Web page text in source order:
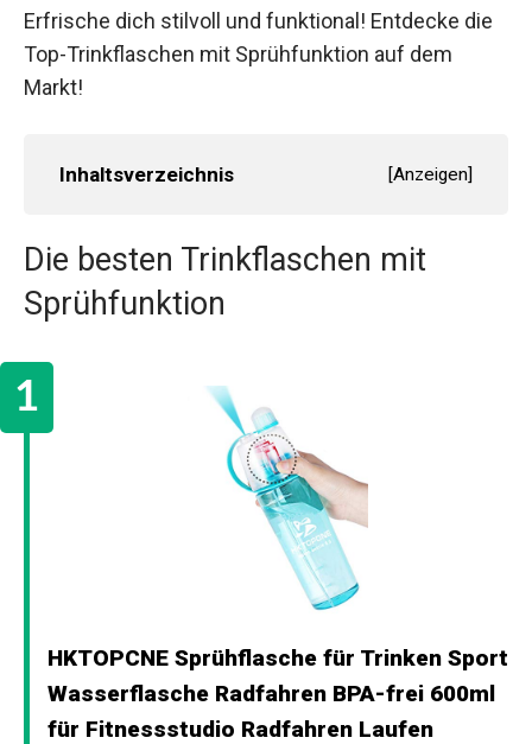
Erfrische dich stilvoll und funktional! Entdecke die
Top-Trinkflaschen mit Sprühfunktion auf dem
Markt!
Inhaltsverzeichnis [Anzeigen]
Die besten Trinkflaschen mit
Sprühfunktion
HKTOPCNE Sprühflasche für Trinken Sport
Wasserflasche Radfahren BPA-frei 600ml
für Fitnessstudio Radfahren Laufen